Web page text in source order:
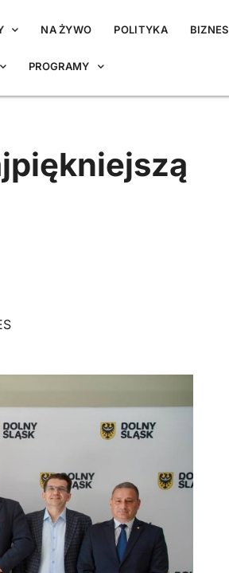
NA ŻYWO POLITYKA BIZNES
PROGRAMY